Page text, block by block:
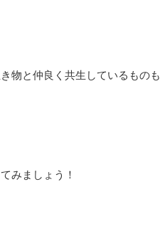
物と仲良く共生しているものも
みましょう！